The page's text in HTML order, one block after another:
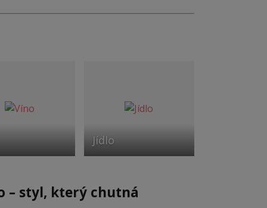
Jídlo
– styl, který chutná